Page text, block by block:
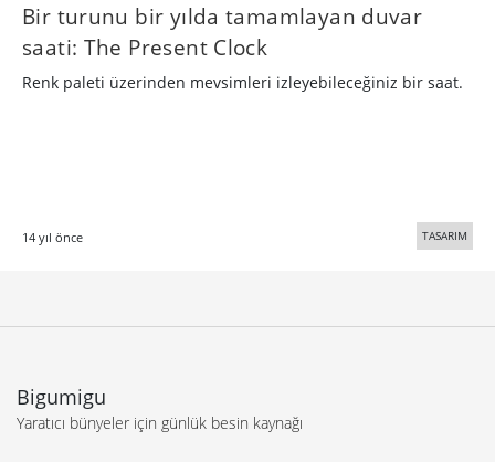
Bir turunu bir yılda tamamlayan duvar
saati: The Present Clock
Renk paleti üzerinden mevsimleri izleyebileceğiniz bir saat.
14 yıl önce TASARIM
Bigumigu
Yaratıcı bünyeler için günlük besin kaynağı